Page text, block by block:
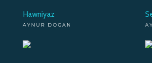
Hawniyaz
AYNUR DOGAN